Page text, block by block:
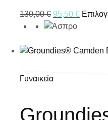
130,00€ 95,50 €
Γυναικεία